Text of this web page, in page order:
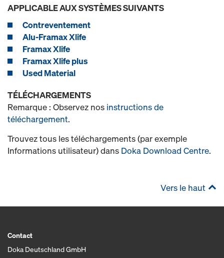
APPLICABLE AUX SYSTÈMES SUIVANTS
Contreventement
Alu-Framax Xlife
Framax Xlife
Framax Xlife plus
Used Material
TÉLÉCHARGEMENTS
Remarque : Observez nos instructions de
téléchargement.
Trouvez tous les téléchargements (par exemple
Informations utilisateur) dans Doka Download Centre.
Vers le haut
Contact
Doka Deutschland GmbH